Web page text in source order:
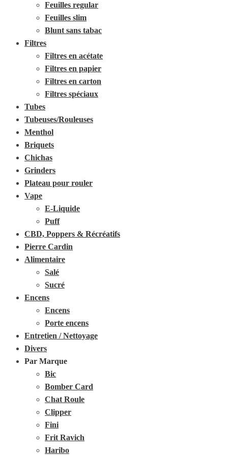
Feuilles regular
Feuilles slim
Blunt sans tabac
Filtres
Filtres en acétate
Filtres en papier
Filtres en carton
Filtres spéciaux
Tubes
Tubeuses/Rouleuses
Menthol
Briquets
Chichas
Grinders
Plateau pour rouler
Vape
E-Liquide
Puff
CBD, Poppers & Récréatifs
Pierre Cardin
Alimentaire
Salé
Sucré
Encens
Encens
Porte encens
Entretien / Nettoyage
Divers
Par Marque
Bic
Bomber Card
Chat Roule
Clipper
Fini
Frit Ravich
Haribo